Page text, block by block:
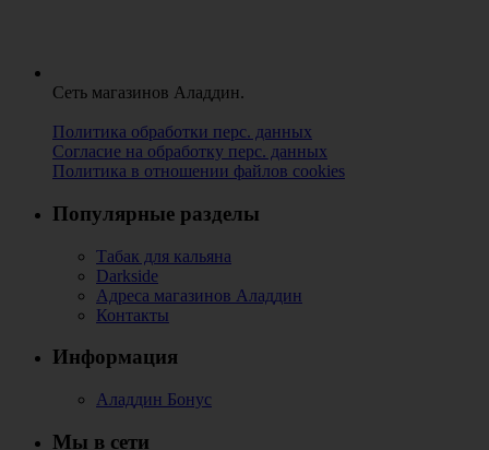
Сеть магазинов Аладдин.
Политика обработки перс. данных
Согласие на обработку перс. данных
Политика в отношении файлов cookies
Популярные разделы
Табак для кальяна
Darkside
Адреса магазинов Аладдин
Контакты
Информация
Аладдин Бонус
Мы в сети